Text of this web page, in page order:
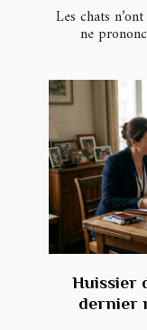
Les chats
ne
Huissier
dernier